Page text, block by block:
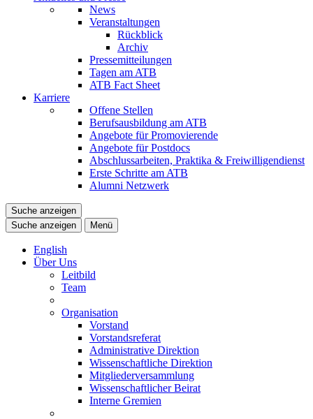
News
Veranstaltungen
Rückblick
Archiv
Pressemitteilungen
Tagen am ATB
ATB Fact Sheet
Karriere
Offene Stellen
Berufsausbildung am ATB
Angebote für Promovierende
Angebote für Postdocs
Abschlussarbeiten, Praktika & Freiwilligendienst
Erste Schritte am ATB
Alumni Netzwerk
Suche anzeigen
Suche anzeigen
Menü
English
Über Uns
Leitbild
Team
Organisation
Vorstand
Vorstandsreferat
Administrative Direktion
Wissenschaftliche Direktion
Mitgliederversammlung
Wissenschaftlicher Beirat
Interne Gremien